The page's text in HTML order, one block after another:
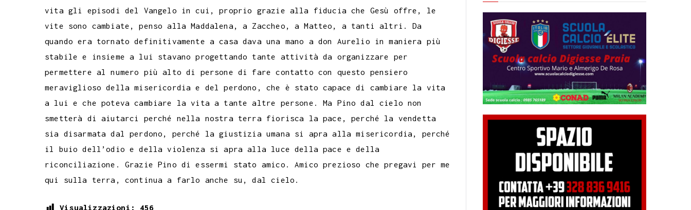
vita gli episodi del Vangelo in cui, proprio grazie alla fiducia che Gesù offre, le
vite sono cambiate, penso alla Maddalena, a Zaccheo, a Matteo, a tanti altri. Da
quando era tornato definitivamente a casa dava una mano a don Aurelio in maniera più
stabile e insieme a lui stavano progettando tante attività da organizzare per
permettere al numero più alto di persone di fare contatto con questo pensiero
meraviglioso della misericordia e del perdono, che è stato capace di cambiare la vita
a lui e che poteva cambiare la vita a tante altre persone. Ma Pino dal cielo non
smetterà di aiutarci perché nella nostra terra fiorisca la pace, perché la vendetta
sia disarmata dal perdono, perché la giustizia umana si apra alla misericordia, perché
il buio dell’odio e della violenza si apra alla luce della pace e della
riconciliazione. Grazie Pino di essermi stato amico. Amico prezioso che pregavi per me
qui sulla terra, continua a farlo anche su, dal cielo.
Visualizzazioni: 456